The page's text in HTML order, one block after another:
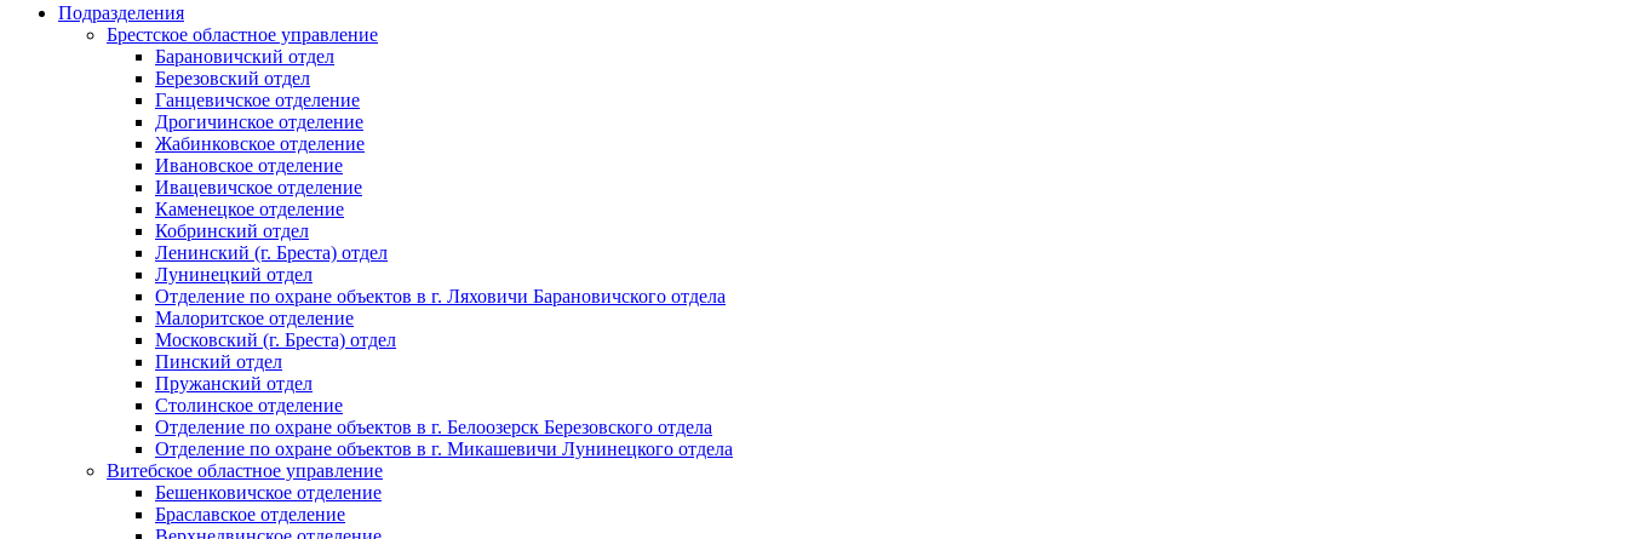
Подразделения
Брестское областное управление
Барановичский отдел
Березовский отдел
Ганцевичское отделение
Дрогичинское отделение
Жабинковское отделение
Ивановское отделение
Ивацевичское отделение
Каменецкое отделение
Кобринский отдел
Ленинский (г. Бреста) отдел
Лунинецкий отдел
Отделение по охране объектов в г. Ляховичи Барановичского отдела
Малоритское отделение
Московский (г. Бреста) отдел
Пинский отдел
Пружанский отдел
Столинское отделение
Отделение по охране объектов в г. Белоозерск Березовского отдела
Отделение по охране объектов в г. Микашевичи Лунинецкого отдела
Витебское областное управление
Бешенковичское отделение
Браславское отделение